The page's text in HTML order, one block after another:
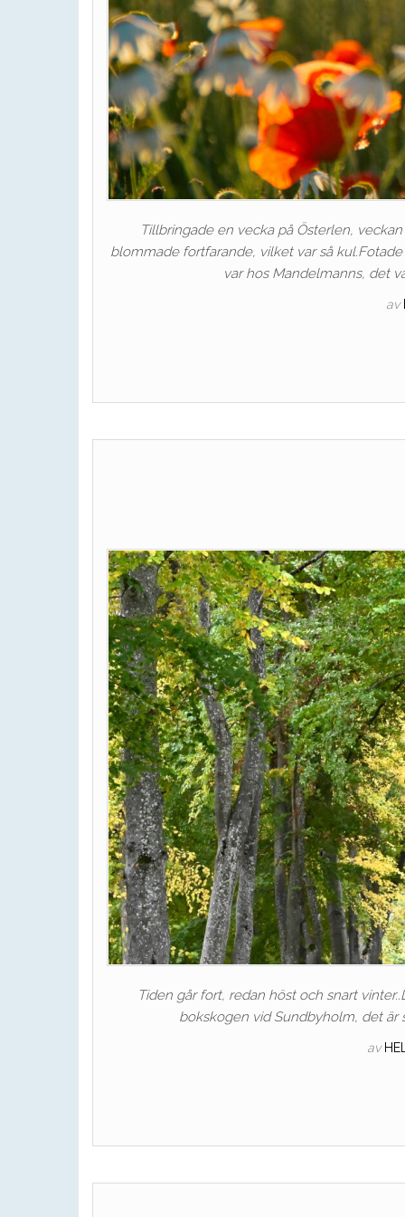
Tillbringade en vecka på Österlen,
blommade fortfarande, vilket var så
var hos Mandelmanns, det
av
Tiden går fort, redan höst och snart
bokskogen vid Sundbyholm, det är
av